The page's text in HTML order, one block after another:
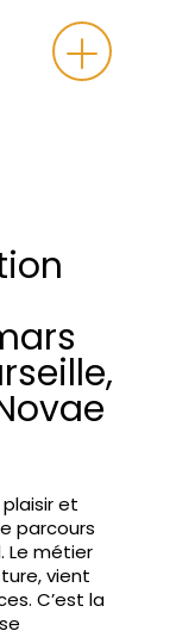
et
parcours
Le métier
vient
C’est la